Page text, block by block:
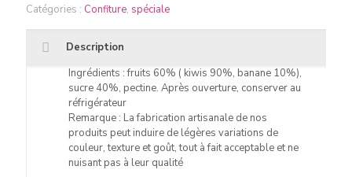
la
Catégories : Confiture, spéciale
Description
Ingrédients : fruits 60% ( kiwis 90%, banane 10%),
sucre 40%, pectine. Après ouverture, conserver au
réfrigérateur
Remarque : La fabrication artisanale de nos
produits peut induire de légères variations de
couleur, texture et goût, tout à fait acceptable et ne
nuisant pas à leur qualité